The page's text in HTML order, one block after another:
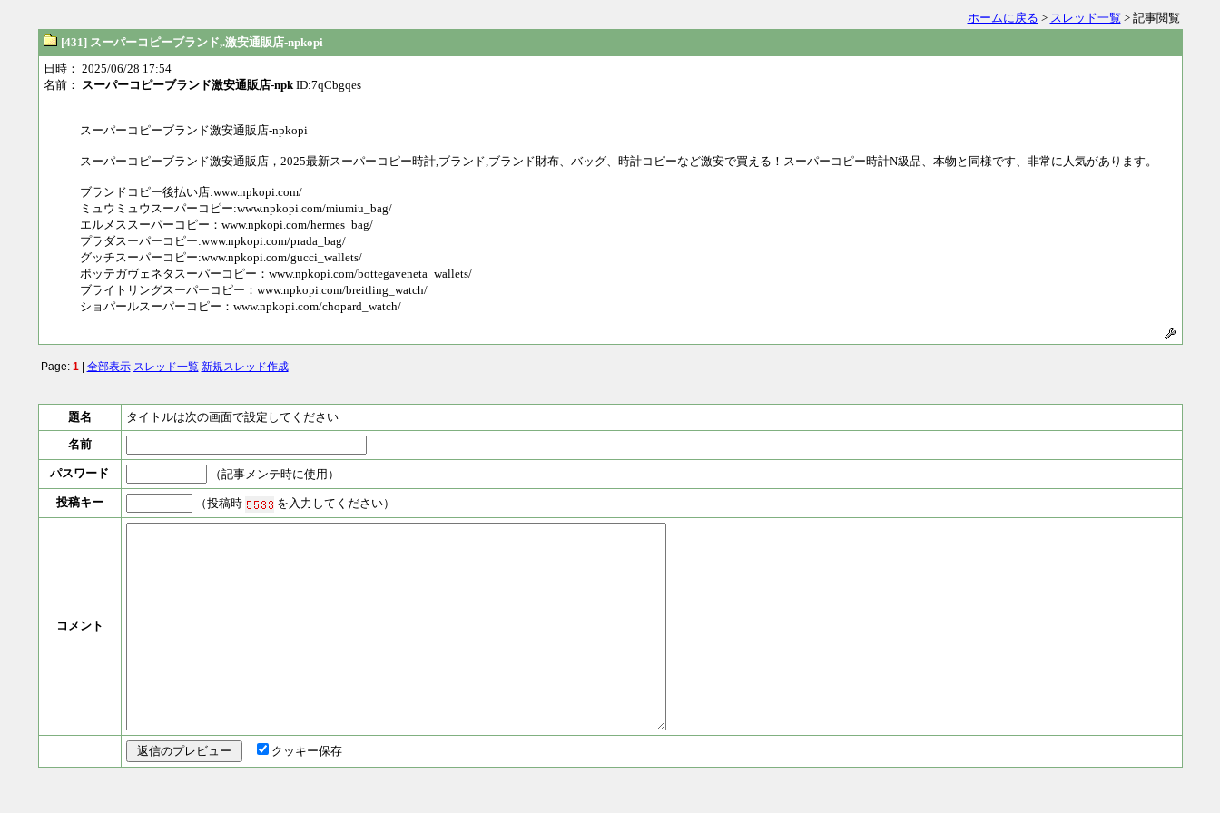
ホームに戻る > スレッド一覧 > 記事閲覧
[431] スーパーコピーブランド,.激安通販店-npkopi
日時： 2025/06/28 17:54
名前： スーパーコピーブランド激安通販店-npkID:7qCbgqes
スーパーコピーブランド激安通販店-npkopi
スーパーコピーブランド激安通販店，2025最新スーパーコピー時計,ブランド,ブランド財布、バッグ、時計コピーなど激安で買える！スーパーコピー時計N級品、本物と同様です、非常に人気があります。
ブランドコピー後払い店:www.npkopi.com/
ミュウミュウスーパーコピー:www.npkopi.com/miumiu_bag/
エルメススーパーコピー：www.npkopi.com/hermes_bag/
プラダスーパーコピー:www.npkopi.com/prada_bag/
グッチスーパーコピー:www.npkopi.com/gucci_wallets/
ボッテガヴェネタスーパーコピー：www.npkopi.com/bottegaveneta_wallets/
ブライトリングスーパーコピー：www.npkopi.com/breitling_watch/
ショパールスーパーコピー：www.npkopi.com/chopard_watch/
Page: 1| 全部表示 スレッド一覧 新規スレッド作成
題名
タイトルは次の画面で設定してください
名前
パスワード （記事メンテ時に使用）
投稿キー （投稿時 を入力してください）
コメント
クッキー保存